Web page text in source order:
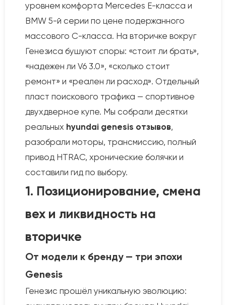
уровнем комфорта Mercedes E-класса и
BMW 5-й серии по цене подержанного
массового C-класса. На вторичке вокруг
Генезиса бушуют споры: «стоит ли брать»,
«надежен ли V6 3.0», «сколько стоит
ремонт» и «реален ли расход». Отдельный
пласт поискового трафика — спортивное
двухдверное купе. Мы собрали десятки
реальных hyundai genesis отзывов,
разобрали моторы, трансмиссию, полный
привод HTRAC, хронические болячки и
составили гид по выбору.
1. Позиционирование, смена
вех и ликвидность на
вторичке
От модели к бренду — три эпохи
Genesis
Генезис прошёл уникальную эволюцию: